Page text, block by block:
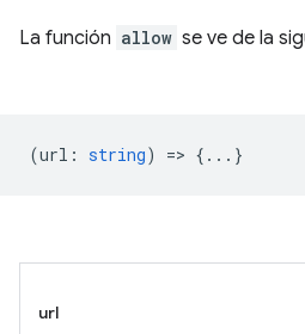
La función allow se ve de la
(url : string) => {...}
url